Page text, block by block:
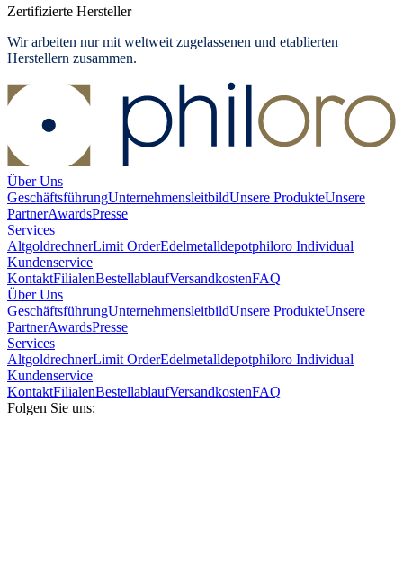
Zertifizierte Hersteller
Wir arbeiten nur mit weltweit zugelassenen und etablierten
Herstellern zusammen.
Über Uns
GeschäftsführungUnternehmensleitbildUnsere ProdukteUnsere
PartnerAwardsPresse
Services
AltgoldrechnerLimit OrderEdelmetalldepotphiloro Individual
Kundenservice
KontaktFilialenBestellablaufVersandkostenFAQ
Über Uns
GeschäftsführungUnternehmensleitbildUnsere ProdukteUnsere
PartnerAwardsPresse
Services
AltgoldrechnerLimit OrderEdelmetalldepotphiloro Individual
Kundenservice
KontaktFilialenBestellablaufVersandkostenFAQ
Folgen Sie uns: